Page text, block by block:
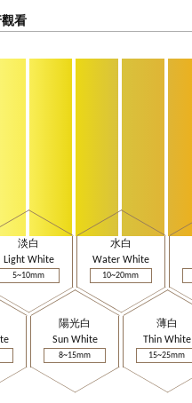
看
淡白
Light White
5~10mm
陽光白
Sun White
8~15mm
水白
Water White
10~20mm
薄白
Thin White
15~25mm